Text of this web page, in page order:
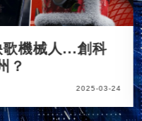
機械人...創科
？
2025-03-24